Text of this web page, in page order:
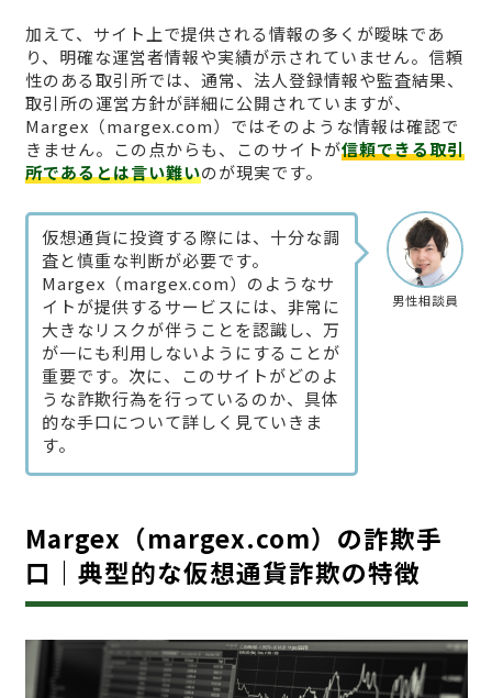
加えて、サイト上で提供される情報の多くが曖昧であ
り、明確な運営者情報や実績が示されていません。信頼
性のある取引所では、通常、法人登録情報や監査結果、
取引所の運営方針が詳細に公開されていますが、
Margex（margex.com）ではそのような情報は確認で
きません。この点からも、このサイトが信頼できる取引
所であるとは言い難いのが現実です。
男性相談員
仮想通貨に投資する際には、十分な調
査と慎重な判断が必要です。
Margex（margex.com）のようなサ
イトが提供するサービスには、非常に
大きなリスクが伴うことを認識し、万
が一にも利用しないようにすることが
重要です。次に、このサイトがどのよ
うな詐欺行為を行っているのか、具体
的な手口について詳しく見ていきま
す。
Margex（margex.com）の詐欺手
口｜典型的な仮想通貨詐欺の特徴